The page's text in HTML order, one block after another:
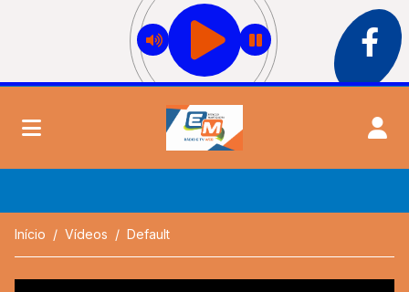
Início Vídeos Default